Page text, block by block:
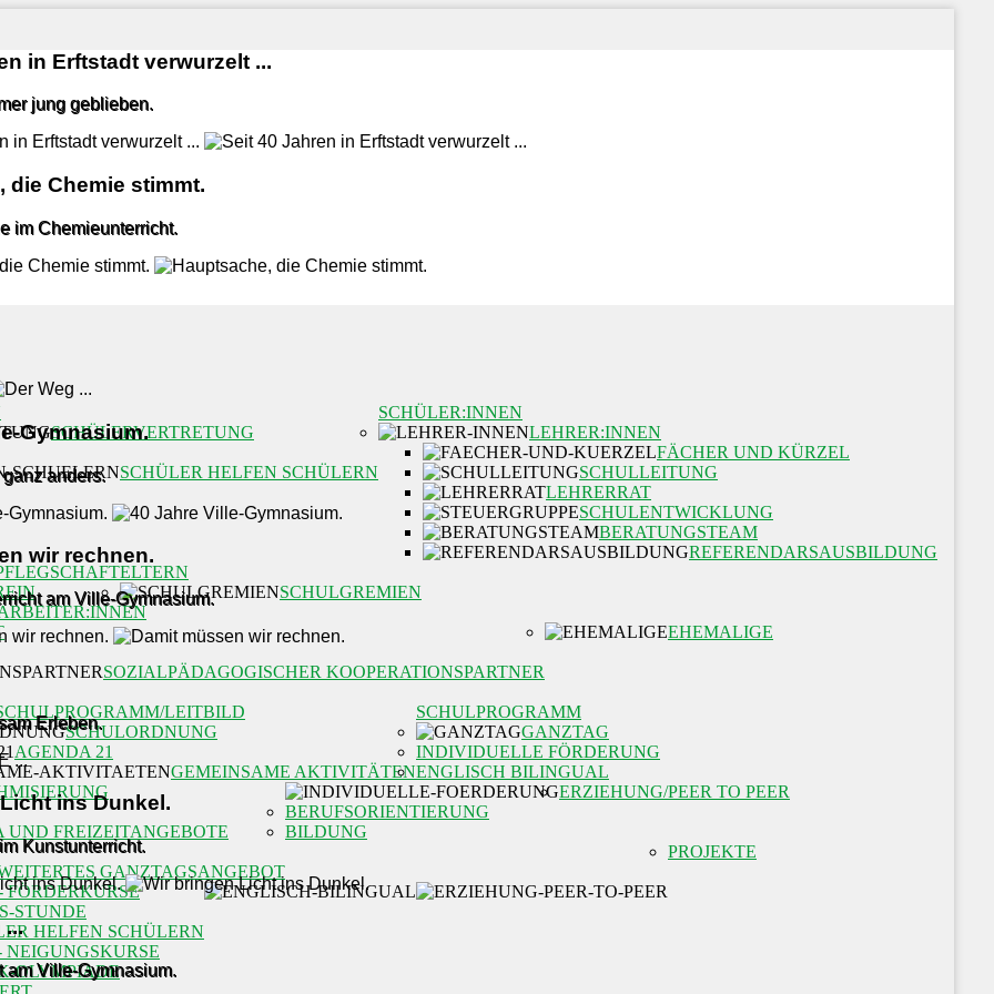
in Erftstadt verwurzelt ...
jung geblieben.
die Chemie stimmt.
im Chemieunterricht.
Gymnasium.
anders.
wir rechnen.
am Ville-Gymnasium.
Erleben.
ins Dunkel.
Kunstunterricht.
...
am Ville-Gymnasium.
SCHÜLER:INNEN
SCHÜLERVERTRETUNG
SCHÜLER HELFEN SCHÜLERN
LEHRER:INNEN
FÄCHER UND KÜRZEL
SCHULLEITUNG
LEHRERRAT
SCHULENTWICKLUNG
BERATUNGSTEAM
REFERENDARSAUSBILDUNG
ELTERN
SCHULGREMIEN
SOZIALPÄDAGOGISCHER KOOPERATIONSPARTNER
EHEMALIGE
SCHULPROGRAMM
LEITBILD
SCHULORDNUNG
AGENDA 21
GEMEINSAME AKTIVITÄTEN
GANZTAG
UND FREIZEITANGEBOTE
GANZTAGSANGEBOT
INDIVIDUELLE FÖRDERUNG
FÖRDERKURSE
STUNDE
HELFEN SCHÜLERN
NEIGUNGSKURSE
OLYMPIADE
ENGLISCH BILINGUAL
ERZIEHUNG/PEER TO PEER
BERUFSORIENTIERUNG
BILDUNG
PROJEKTE